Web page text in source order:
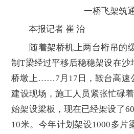
一桥飞架筑
本报记者 崔 治
随着架桥机上两台桁吊的
制T梁经过平移后稳稳架设在沙
桥墩上……7月17日，鞍台高速
建设现场，施工人员紧张忙碌
始架设梁板，现在已经架设了
10米。今年计划架设1000多片